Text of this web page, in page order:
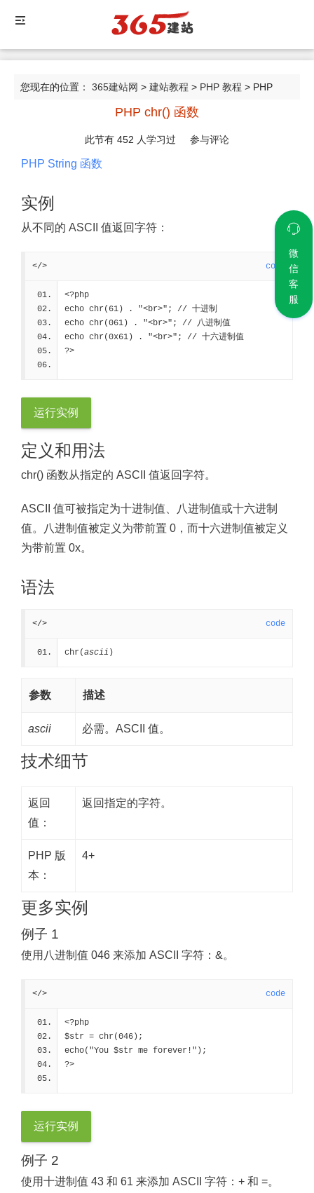
您现在的位置： 365建站网 > 建站教程 > PHP 教程 > PHP
PHP chr() 函数
此节有 452 人学习过 参与评论
PHP String 函数
实例
从不同的 ASCII 值返回字符：
</> code
<?php
echo chr(61) . "<br>"; // 十进制
echo chr(061) . "<br>"; // 八进制值
echo chr(0x61) . "<br>"; // 十六进制值
?>
运行实例
定义和用法
chr() 函数从指定的 ASCII 值返回字符。
ASCII 值可被指定为十进制值、八进制值或十六进制
值。八进制值被定义为带前置 0，而十六进制值被定义
为带前置 0x。
语法
</> code
chr(ascii )
参数 描述
ascii 必需。ASCII 值。
技术细节
返回
值：
返回指定的字符。
PHP 版
本：
4+
更多实例
例子 1
使用八进制值 046 来添加 ASCII 字符：&。
</> code
<?php
$str = chr(046);
echo("You $str me forever!");
?>
运行实例
例子 2
使用十进制值 43 和 61 来添加 ASCII 字符：+ 和 =。
微
信
客
服